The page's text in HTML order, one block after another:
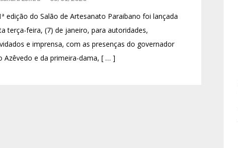
edição do Salão de Artesanato Paraibano foi lançada
terça-feira, (7) de janeiro, para autoridades,
e imprensa, com as presenças do governador
Azêvedo e da primeira-dama, [ … ]